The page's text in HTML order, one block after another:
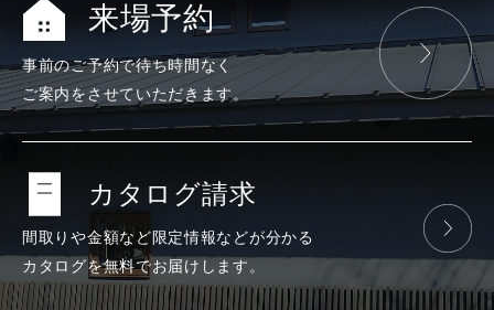
来場予約
事前のご予約で待ち時間なく
ご案内をさせていただきます。
カタログ請求
間取りや金額など限定情報などが分かる
カタログを無料でお届けします。